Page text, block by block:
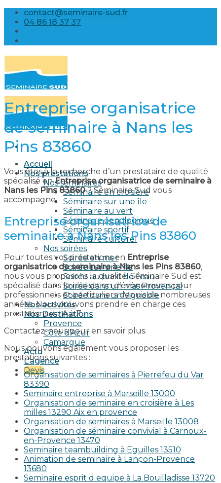
Skip
content
contact@seminaire-sud.fr
04 86 18 37 37
Accueil
Nos prestations
Nos séminaires
Séminaire en croisière
Séminaire sur une île
Séminaire au vert
Séminaire oenologique
Séminaire sportif
Séminaire culturel
Nos soirées
Soirée en mer
Soirée sur une île
Soirée au bord de l’eau
Soirée dans un mas Provençal
Soirée dans un Vignoble
Nos activités
Nos Destinations
Provence
Côte d’Azur
Camargue
Actu
L’agence
Devis
Entreprise organisatrice
de seminaire à Nans les
Pins 83860
Vous êtes à la recherche d’un prestataire de qualité
spécialisé enEntreprise organisatrice de seminaire à
Nans les Pins 83860? Séminaire Sud vous
accompagne.
Entreprise organisatrice de
seminaire à Nans les Pins 83860
Pour toutes vos prestations en Entreprise
organisatrice de seminaire à Nans les Pins 83860,
nous vous proposons la qualité. Séminaire Sud est
spécialisé dans la réalisation d’évènements pour
professionnels et particuliers depuis de nombreuses
années. Nous pouvons prendre en charge ces
prestations de A à Z.
Contactez-nous pour en savoir plus.
Nous pouvons également vous proposer les
prestations suivantes :
Organisation de seminaires à Pierrefeu du Var
83390
Seminaire entreprise à Marseille 13000
Organisation de seminaire en croisière à Les
milles 13290 Aix en provence​
Organisation de seminaires à Marseille 13008
Organisation de séminaire convivial à Carnoux-
en-Provence 13470
Seminaire teambuilding à Eguilles 13510
Animation de seminaire à Lançon-Provence
13680
Seminaire esprit d equipe à La Bouilladisse 13720